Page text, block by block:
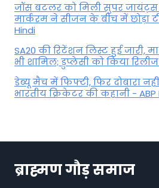
जॉस बटलर को मिली सुपर
मार्करम ने सीजन के बीच में छोड़ा
Hindi
SA20 की रिटेंशन लिस्ट हुई जारी,
भी शामिल; डुप्लेसी को किया
डेब्यू मैच में फिफ्टी, फिर दोबारा
भारतीय क्रिकेटर की कहानी - ABP
ब्राह्मण गौड़ समाज